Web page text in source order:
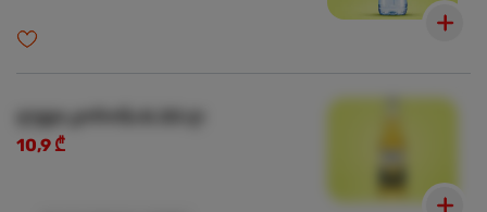
ლუდი კორონა 0.33 ლ
10,9 ₾